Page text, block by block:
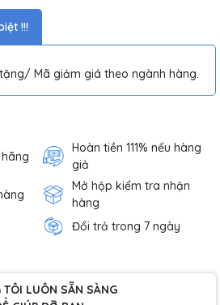
!!!
Mã giảm giá theo ngành hàng.
Hoàn tiền 111% nếu hàng
giả
Mở hộp kiểm tra nhận
hàng
Đổi trả trong 7 ngày
TÔI LUÔN SẴN SÀNG